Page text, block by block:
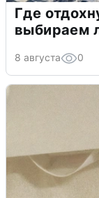
Где
выбираем
8 августа 0